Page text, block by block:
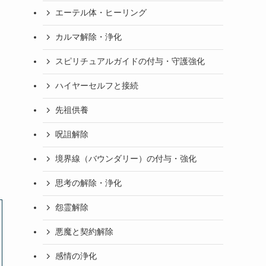
エーテル体・ヒーリング
カルマ解除・浄化
スピリチュアルガイドの付与・守護強化
ハイヤーセルフと接続
先祖供養
呪詛解除
境界線（バウンダリー）の付与・強化
思考の解除・浄化
怨霊解除
悪魔と契約解除
感情の浄化